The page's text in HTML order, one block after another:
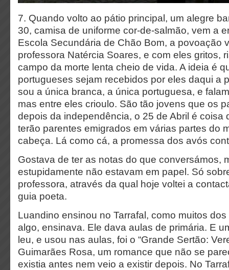
7. Quando volto ao pátio principal, um alegre
30, camisa de uniforme cor-de-salmão, vem a
Escola Secundária de Chão Bom, a povoação
professora Natércia Soares, e com eles gritos,
campo da morte lenta cheio de vida. A ideia é
portugueses sejam recebidos por eles daqui a
sou a única branca, a única portuguesa, e
mas entre eles crioulo. São tão jovens que os
depois da independência, o 25 de Abril é coisa
terão parentes emigrados em várias partes do
cabeça. Lá como cá, a promessa dos avós
Gostava de ter as notas do que conversámos,
estupidamente não estavam em papel. Só
professora, através da qual hoje voltei a
guia poeta.
Luandino ensinou no Tarrafal, como muitos
algo, ensinava. Ele dava aulas de primária. E
leu, e usou nas aulas, foi o “Grande Sertão:
Guimarães Rosa, um romance que não se
existia antes nem veio a existir depois. No